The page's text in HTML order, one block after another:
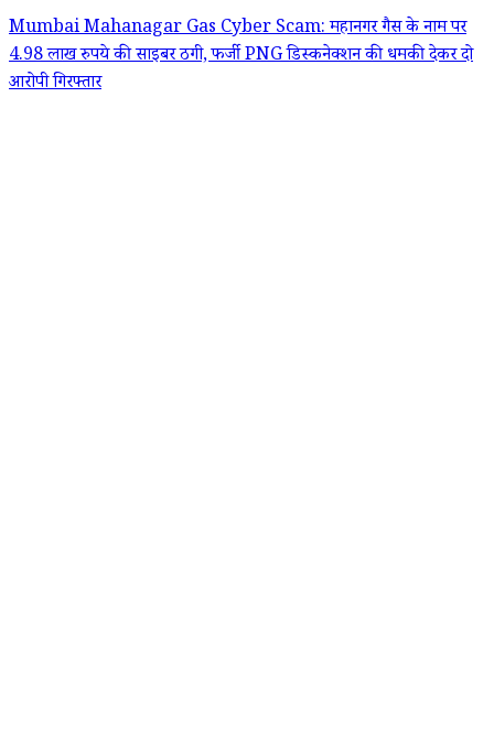
Mumbai Mahanagar Gas Cyber Scam: महानगर गैस के नाम पर
4.98 लाख रुपये की साइबर ठगी, फर्जी PNG डिस्कनेक्शन की धमकी देकर दो
आरोपी गिरफ्तार